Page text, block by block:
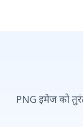
PNG इमेज को